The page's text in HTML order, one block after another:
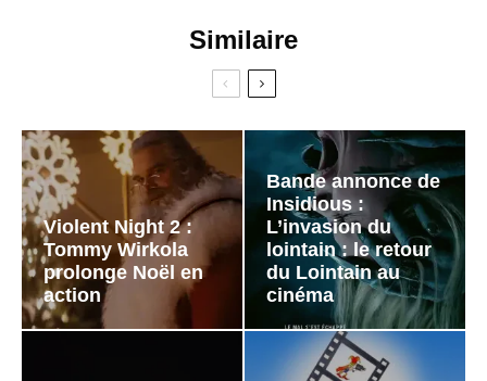
Similaire
Violent Night 2 :
Tommy Wirkola
prolonge Noël en
action
Bande annonce de
Insidious :
L’invasion du
lointain : le retour
du Lointain au
cinéma